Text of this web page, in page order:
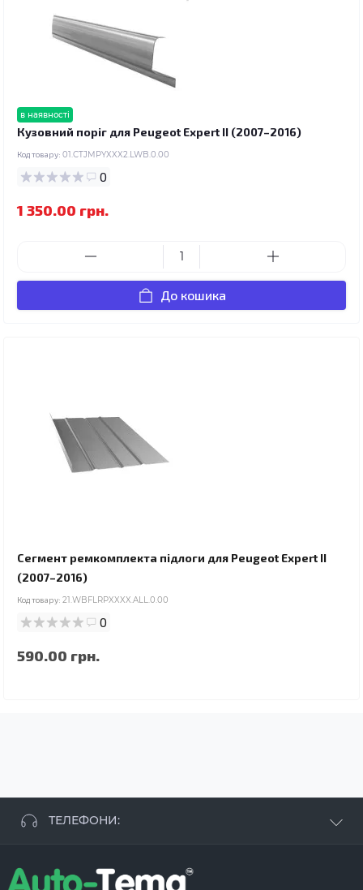
в наявності
Кузовний поріг для Peugeot Expert II (2007–2016)
Код товару: 01.CTJMPYXXX2.LWB.0.00
0
1 350.00 грн.
До кошика
Сегмент ремкомплекта підлоги для Peugeot Expert II
(2007–2016)
Код товару: 21.WBFLRPXXXX.ALL.0.00
0
590.00 грн.
ТЕЛЕФОНИ:
+38 096 250 84 38